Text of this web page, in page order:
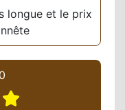
longue et le prix